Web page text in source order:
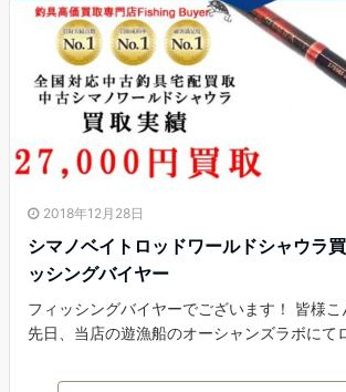
2018年12月28日
シマノベイトロッドワールドシャウラ
ッシングバイヤー
フィッシングバイヤーでございます！ 皆様こ
先日、当店の遊漁船のオーシャンズラボにて